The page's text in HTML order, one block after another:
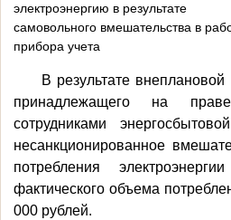
электроэнергию в результате
самовольного вмешательства в
прибора учета
В результате внеплановой
принадлежащего на
сотрудниками
несанкционированное
потребления
фактического объема
000 рублей.